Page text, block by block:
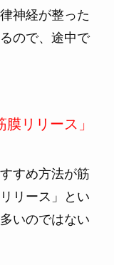
神経が整った
ので、途中で
リリース」
すめ方法が筋
リース」とい
いのではない